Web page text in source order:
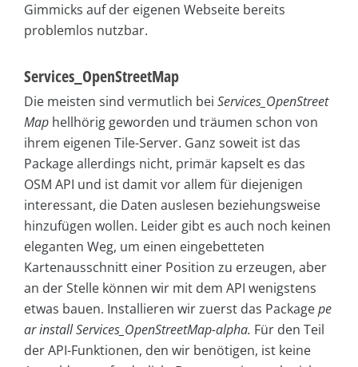
Gimmicks auf der eigenen Webseite bereits
problemlos nutzbar.
Services_OpenStreetMap
Die meisten sind vermutlich bei Services_OpenStreet
Map hellhörig geworden und träumen schon von
ihrem eigenen Tile-Server. Ganz soweit ist das
Package allerdings nicht, primär kapselt es das
OSM API und ist damit vor allem für diejenigen
interessant, die Daten auslesen beziehungsweise
hinzufügen wollen. Leider gibt es auch noch keinen
eleganten Weg, um einen eingebetteten
Kartenausschnitt einer Position zu erzeugen, aber
an der Stelle können wir mit dem API wenigstens
etwas bauen. Installieren wir zuerst das Packagepe
ar install Services_OpenStreetMap-alpha. Für den Teil
der API-Funktionen, den wir benötigen, ist keine